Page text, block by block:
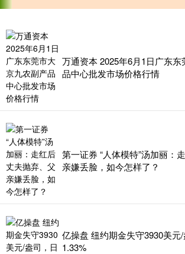
万通资本 2025年6月1日广东
品中心批发市场价格行情
第一证券 “人体模特”汤加丽：
亲嫌丢脸，如今怎样了？
亿操盘 纽约期金失守3930美元
1.33%